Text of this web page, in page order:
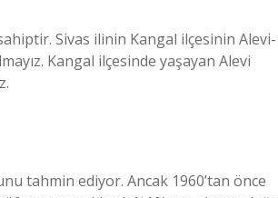
Sivas ilinin Kangal ilçesinin Alevi-
Kangal ilçesinde yaşayan Alevi
tahmin ediyor. Ancak 1960’tan önce